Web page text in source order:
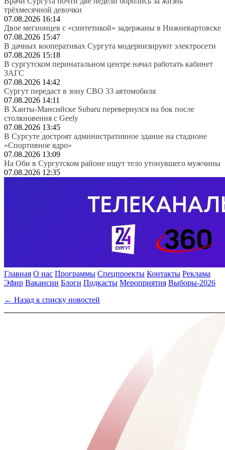
трёхмесячной девочки
07.08.2026 16:14
Двое мегионцев с «синтетикой» задержаны в Нижневартовске
07.08.2026 15:47
В дачных кооперативах Сургута модернизируют электросети
07.08.2026 15:18
В сургутском перинатальном центре начал работать кабинет
ЗАГС
07.08.2026 14:42
Сургут передаст в зону СВО 33 автомобиля
07.08.2026 14:11
В Ханты-Мансийске Subaru перевернулся на бок после
столкновения с Geely
07.08.2026 13:45
В Сургуте достроят административное здание на стадионе
«Спортивное ядро»
07.08.2026 13:09
На Оби в Сургутском районе ищут тело утонувшего мужчины
07.08.2026 12:35
Главная О нас Программы Спецпроекты Контакты Реклама
Эфир Вакансии Блоги Подкасты Мероприятия Выборы-2026
← Назад к списку новостей